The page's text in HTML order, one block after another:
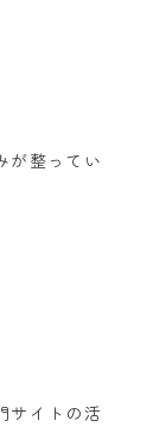
が整ってい
サイトの活